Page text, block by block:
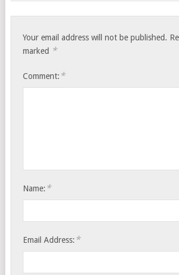
Your email address will not be published.
marked *
Comment: *
Name: *
Email Address: *